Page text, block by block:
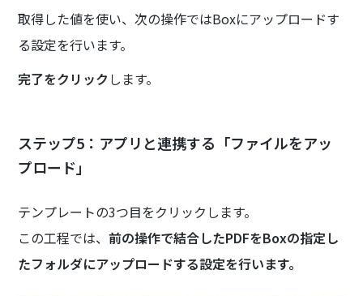
取得した値を使い、次の操作ではBoxにアップロードす
る設定を行います。
完了をクリック します。
ステップ5：アプリと連携する「ファイルをアッ
プロード」
テンプレートの3つ目をクリックします。
この工程では、前の操作で結合したPDFをBoxの指定し
たフォルダにアップロードする設定を行います。